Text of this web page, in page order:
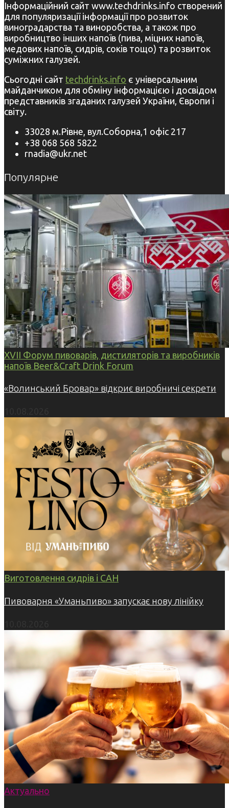
Інформаційний сайт www.techdrinks.info створений
для популяризації інформації про розвиток
виноградарства та виноробства, а також про
виробництво інших напоїв (пива, міцних напоїв,
медових напоїв, сидрів, соків тощо) та розвиток
суміжних галузей.
Сьогодні сайт techdrinks.info є універсальним
майданчиком для обміну інформацією і досвідом
представників згаданих галузей України, Європи і
світу.
33028 м.Рівне, вул.Соборна,1 офіс 217
+38 068 568 5822
rnadia@ukr.net
Популярне
XVII Форум пивоварів, дистиляторів та виробників
напоїв Beer&Craft Drink Forum
«Волинський Бровар» відкриє виробничі секрети
Виготовлення сидрів і САН
Пивоварня «Уманьпиво» запускає нову лінійку
Актуально